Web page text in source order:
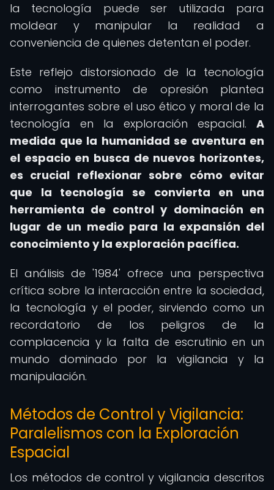
la tecnología puede ser utilizada para
moldear y manipular la realidad a
conveniencia de quienes detentan el poder.
Este reflejo distorsionado de la tecnología
como instrumento de opresión plantea
interrogantes sobre el uso ético y moral de la
tecnología en la exploración espacial. A
medida que la humanidad se aventura en
el espacio en busca de nuevos horizontes,
es crucial reflexionar sobre cómo evitar
que la tecnología se convierta en una
herramienta de control y dominación en
lugar de un medio para la expansión del
conocimiento y la exploración pacífica.
El análisis de '1984' ofrece una perspectiva
crítica sobre la interacción entre la sociedad,
la tecnología y el poder, sirviendo como un
recordatorio de los peligros de la
complacencia y la falta de escrutinio en un
mundo dominado por la vigilancia y la
manipulación.
Métodos de Control y Vigilancia:
Paralelismos con la Exploración
Espacial
Los métodos de control y vigilancia descritos